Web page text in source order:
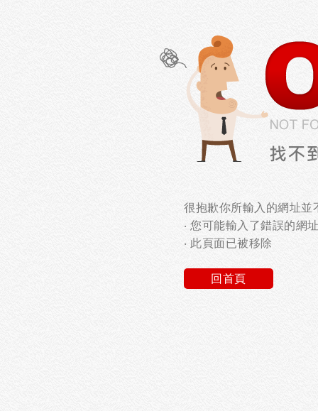
很抱歉你所輸入的網址並
‧ 您可能輸入了錯誤的網
‧ 此頁面已被移除
回首頁